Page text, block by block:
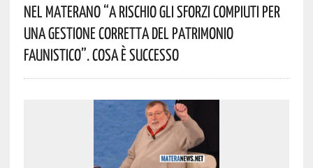
Nel Materano “a Rischio Gli Sforzi Compiuti Per
Una Gestione Corretta Del Patrimonio
Faunistico”. Cosa È Successo